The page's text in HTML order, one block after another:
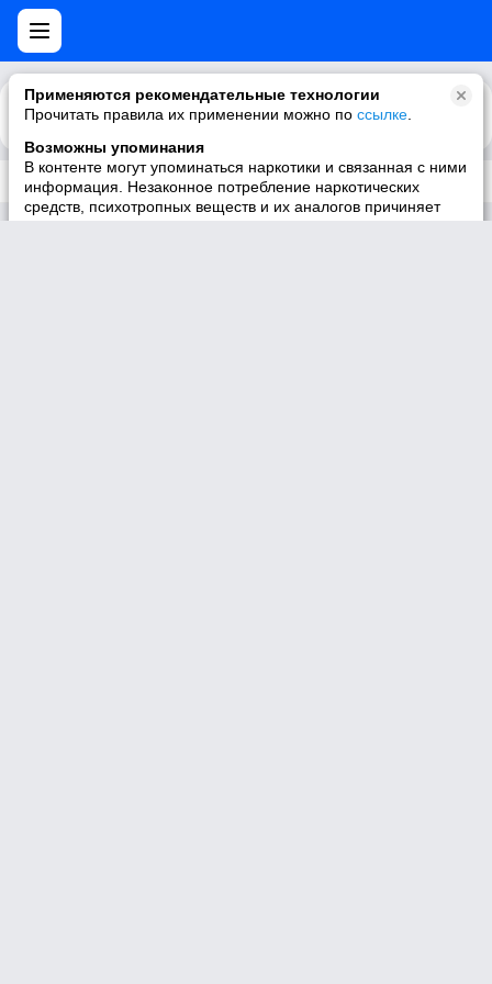
Применяются рекомендательные технологии
Прочитать правила их применении можно по ссылке
Возможны упоминания
В контенте могут упоминаться наркотики и связанная с ними
информация. Незаконное потребление наркотических
средств, психотропных веществ и их аналогов причиняет
Каталог Рекомендации
Трек не существует